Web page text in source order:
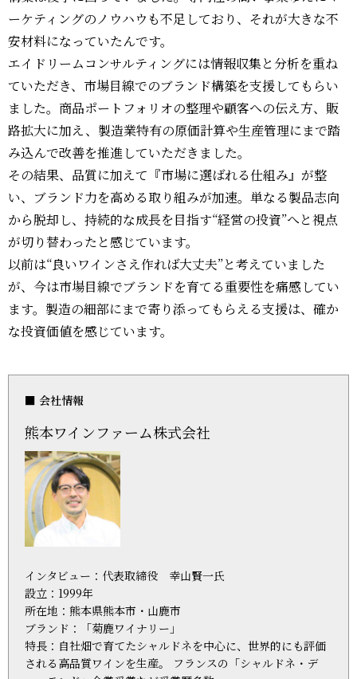
ーケティングのノウハウも不足しており、それが大きな不
安材料になっていたんです。
エイドリームコンサルティングには情報収集と分析を重ね
ていただき、市場目線でのブランド構築を支援してもらい
ました。商品ポートフォリオの整理や顧客への伝え方、販
路拡大に加え、製造業特有の原価計算や生産管理にまで踏
み込んで改善を推進していただきました。
その結果、品質に加えて『市場に選ばれる仕組み』が整
い、ブランド力を高める取り組みが加速。単なる製品志向
から脱却し、持続的な成長を目指す“経営の投資”へと視点
が切り替わったと感じています。
以前は“良いワインさえ作れば大丈夫”と考えていました
が、今は市場目線でブランドを育てる重要性を痛感してい
ます。製造の細部にまで寄り添ってもらえる支援は、確か
な投資価値を感じています。
■ 会社情報
熊本ワインファーム株式会社
インタビュー：代表取締役 幸山賢一氏
設立：1999年
所在地：熊本県熊本市・山鹿市
ブランド：「菊鹿ワイナリー」
特長：自社畑で育てたシャルドネを中心に、世界的にも評価
される高品質ワインを生産。 フランスの「シャルドネ・デ